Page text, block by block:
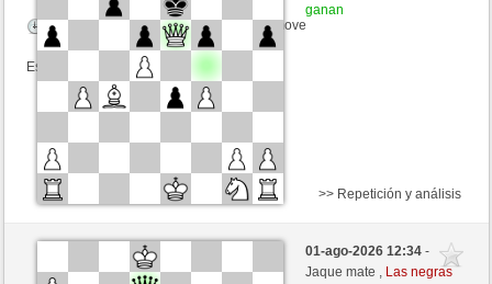
Tiempo: 10 minutes/side + 8 seconds/move
Esta partida es por puntos
ganan
Negras
Feline (848) (-2)
schacho2 (1304) (+2)
>> Repetición y análisis
01-ago-2026 12:34-
Jaque mate , Las negras